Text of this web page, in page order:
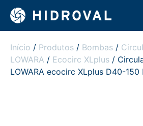
Início / Produtos / Bombas /
LOWARA / Ecocirc XLplus /
LOWARA ecocirc XLplus D40-